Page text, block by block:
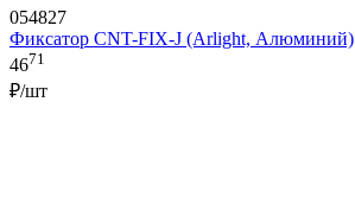
054827
Фиксатор CNT-FIX-J (Arlight, Алюминий)
4671
₽/шт